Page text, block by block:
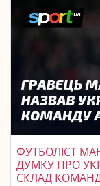
ФУТБОЛІСТ
ДУМКУ ПРО
СКЛАД